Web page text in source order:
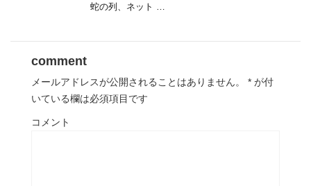
蛇の列、ネット …
comment
メールアドレスが公開されることはありません。 * が付
いている欄は必須項目です
コメント